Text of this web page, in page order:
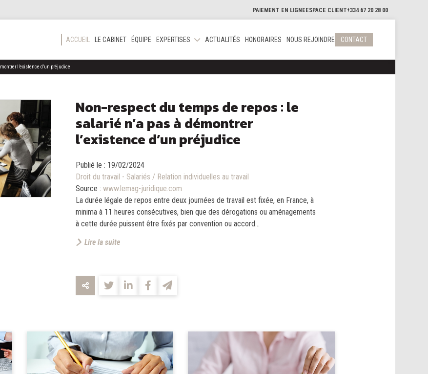
PAIEMENT EN LIGNE ESPACE CLIENT+334 67 20 28 00
ACCUEIL LE CABINET ÉQUIPE EXPERTISES ACTUALITÉS HONORAIRES NOUS REJOINDRE CONTACT
l’existence d’un préjudice
Non-respect du temps de repos : le
salarié n’a pas à démontrer
l’existence d’un préjudice
Publié le : 19/02/2024
Droit du travail - Salariés / Relation individuelles au travail
Source : www.lemag-juridique.com
La durée légale de repos entre deux journées de travail est fixée, en France, à
minima à 11 heures consécutives, bien que des dérogations ou aménagements
à cette durée puissent être fixés par convention ou accord...
Lire la suite